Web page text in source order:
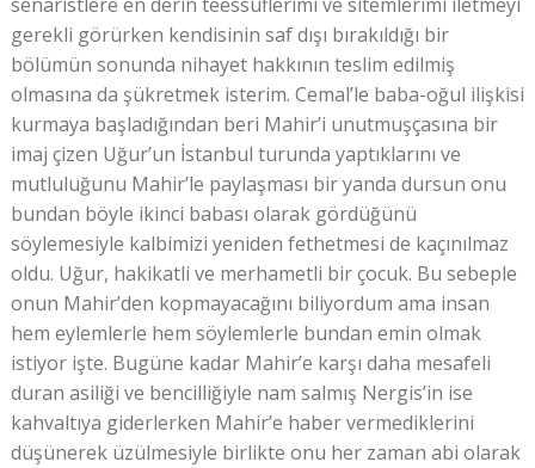
gerekli görürken kendisinin saf dışı bırakıldığı bir
bölümün sonunda nihayet hakkının teslim edilmiş
olmasına da şükretmek isterim. Cemal’le baba-oğul ilişkisi
kurmaya başladığından beri Mahir’i unutmuşçasına bir
imaj çizen Uğur’un İstanbul turunda yaptıklarını ve
mutluluğunu Mahir’le paylaşması bir yanda dursun onu
bundan böyle ikinci babası olarak gördüğünü
söylemesiyle kalbimizi yeniden fethetmesi de kaçınılmaz
oldu. Uğur, hakikatli ve merhametli bir çocuk. Bu sebeple
onun Mahir’den kopmayacağını biliyordum ama insan
hem eylemlerle hem söylemlerle bundan emin olmak
istiyor işte. Bugüne kadar Mahir’e karşı daha mesafeli
duran asiliği ve bencilliğiyle nam salmış Nergis’in ise
kahvaltıya giderlerken Mahir’e haber vermediklerini
düşünerek üzülmesiyle birlikte onu her zaman abi olarak